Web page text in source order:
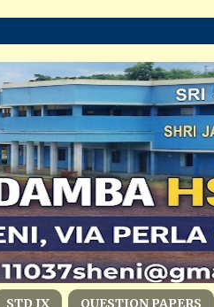
STD IX QUESTION PAPERS